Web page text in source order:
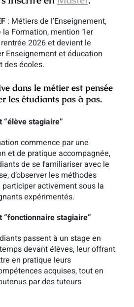
: Métiers de l’Enseignement,
la Formation, mention 1er
2026 et devient le
Enseignement et éducation
des écoles.
dans le métier est pensée
les étudiants pas à pas.
“élève stagiaire”
commence par une
et de pratique accompagnée,
de se familiariser avec le
d’observer les méthodes
activement sous la
expérimentés.
“fonctionnaire stagiaire”
passent à un stage en
devant élèves, leur offrant
en pratique leurs
acquises, tout en
par des tuteurs